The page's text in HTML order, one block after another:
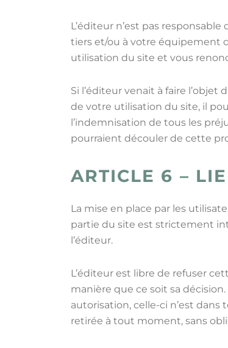
L’éditeur n’est pas
tiers et/ou à votre équipement
utilisation du site et vous
Si l’éditeur venait à faire l’objet
de votre utilisation du site, il
l’indemnisation de tous les
pourraient découler de cette
ARTICLE 6 –
La mise en place par les
partie du site est strictement
l’éditeur.
L’éditeur est libre de refuser
manière que ce soit sa
autorisation, celle-ci n’est
retirée à tout moment, sans